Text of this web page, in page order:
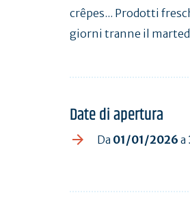
crêpes... Prodotti
giorni tranne il
Date di apertura
Da 01/01/2026 a